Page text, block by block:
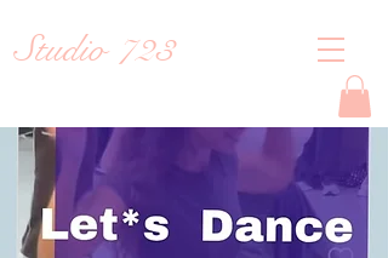
Studio 723